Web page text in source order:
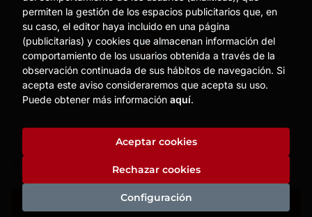
Añadir a mi cesta
. Todos los Derechos Reservados |
permiten la gestión de los espacios publicitarios que, en
su caso, el editor haya incluido en una página
(publicitarias) y cookies que almacenan información del
comportamiento de los usuarios obtenida a través de la
observación continuada de sus hábitos de navegación. Si
acepta este aviso consideraremos que acepta su uso.
Puede obtener más información aquí.
Configuración
Rechazar cookies
Aceptar cookies